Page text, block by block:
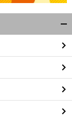
閉
る